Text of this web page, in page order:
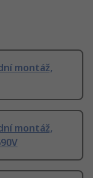
montáž,
montáž,